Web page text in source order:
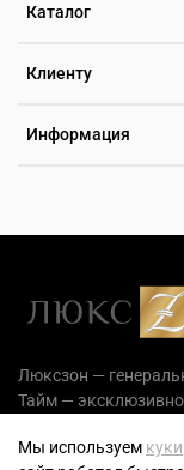
Каталог
Клиенту
Информация
Люксзон —
Тайм —
Мы используем куки